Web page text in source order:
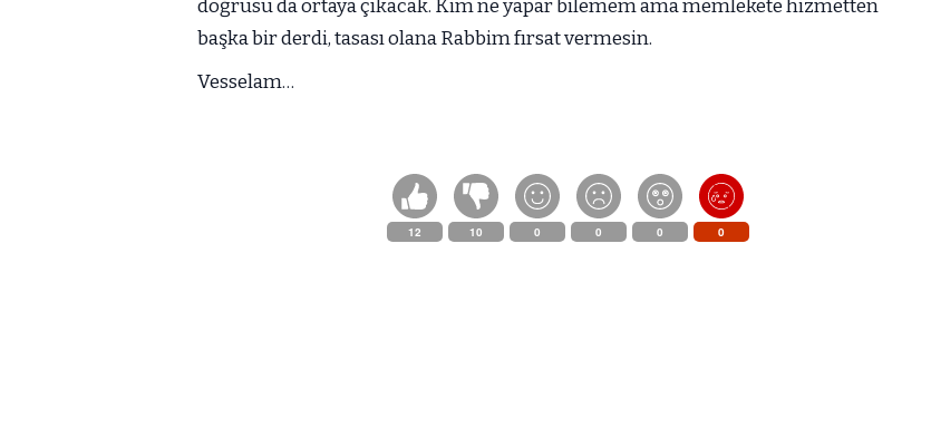
doğrusu da ortaya çıkacak. Kim ne yapar bilemem ama memlekete hizmetten
başka bir derdi, tasası olana Rabbim fırsat vermesin.
Vesselam…
12 10 0 0 0 0